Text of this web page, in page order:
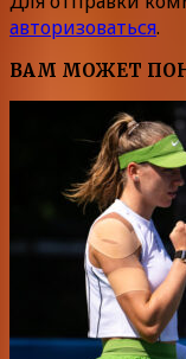
авторизоваться.
ВАМ МОЖЕТ